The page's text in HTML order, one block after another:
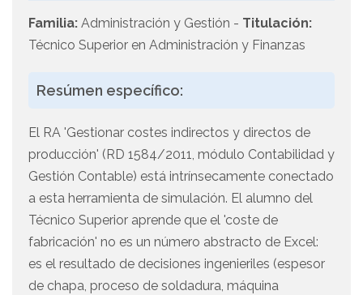
Familia: Administración y Gestión - Titulación:
Técnico Superior en Administración y Finanzas
Resúmen específico:
El RA 'Gestionar costes indirectos y directos de
producción' (RD 1584/2011, módulo Contabilidad y
Gestión Contable) está intrínsecamente conectado
a esta herramienta de simulación. El alumno del
Técnico Superior aprende que el 'coste de
fabricación' no es un número abstracto de Excel:
es el resultado de decisiones ingenieriles (espesor
de chapa, proceso de soldadura, máquina